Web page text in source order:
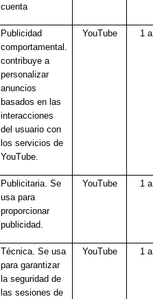
cuenta
Publicidad
comportamental.
contribuye a
personalizar
anuncios
basados en las
interacciones
del usuario con
los servicios de
YouTube.
YouTube 1
Publicitaria. Se
usa para
proporcionar
publicidad.
YouTube 1
Técnica. Se usa
para garantizar
la seguridad de
las sesiones de
YouTube 1